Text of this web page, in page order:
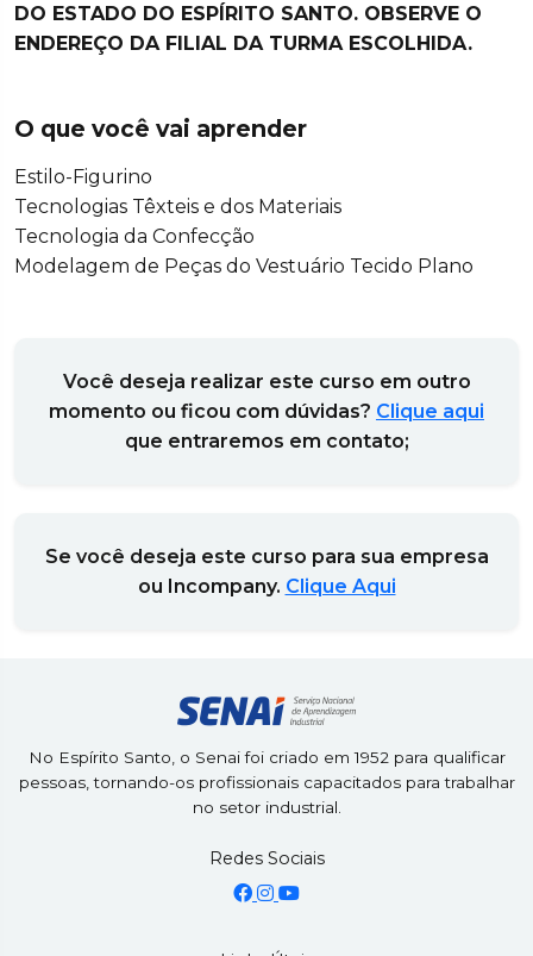
DO ESTADO DO ESPÍRITO SANTO. OBSERVE O
ENDEREÇO DA FILIAL DA TURMA ESCOLHIDA.
O que você vai aprender
Estilo-Figurino
Tecnologias Têxteis e dos Materiais
Tecnologia da Confecção
Modelagem de Peças do Vestuário Tecido Plano
Você deseja realizar este curso em outro
momento ou ficou com dúvidas? Clique aqui
que entraremos em contato;
Se você deseja este curso para sua empresa
ou Incompany. Clique Aqui
No Espírito Santo, o Senai foi criado em 1952 para qualificar
pessoas, tornando-os profissionais capacitados para trabalhar
no setor industrial.
Redes Sociais